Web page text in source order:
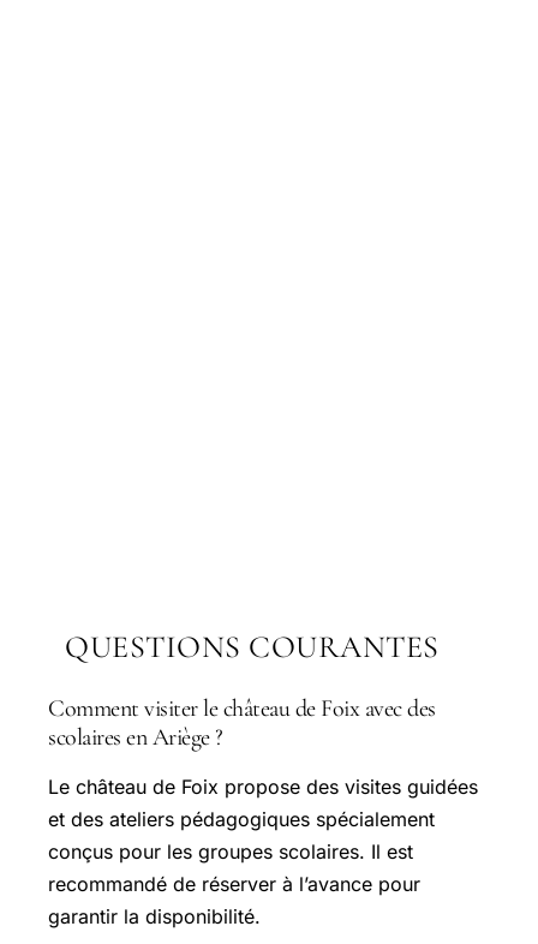
QUESTIONS COURANTES
Comment visiter le château de Foix avec des
scolaires en Ariège ?
Le château de Foix propose des visites guidées
et des ateliers pédagogiques spécialement
conçus pour les groupes scolaires. Il est
recommandé de réserver à l’avance pour
garantir la disponibilité.